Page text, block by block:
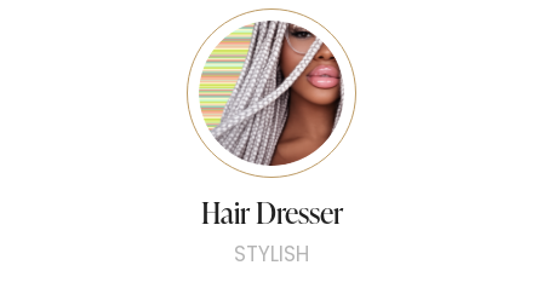
Hair Dresser
STYLISH